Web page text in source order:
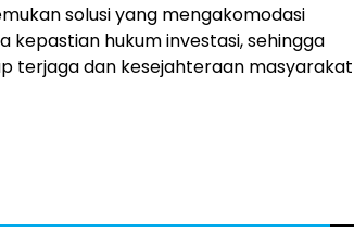
solusi yang mengakomodasi
kepastian hukum investasi, sehingga
terjaga dan kesejahteraan masyarakat